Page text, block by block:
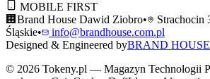
MOBILE FIRST
🏢 Brand House Dawid Ziobro•
Strachocin
Śląskie•
info@brandhouse.com.pl
Designed & Engineered byBRAND HOUSE
© 2026 Tokeny.pl — Magazyn Technologii